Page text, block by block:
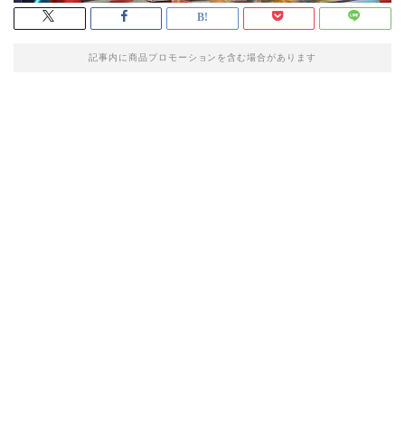
記事内に商品プロモーションを含む場合があります